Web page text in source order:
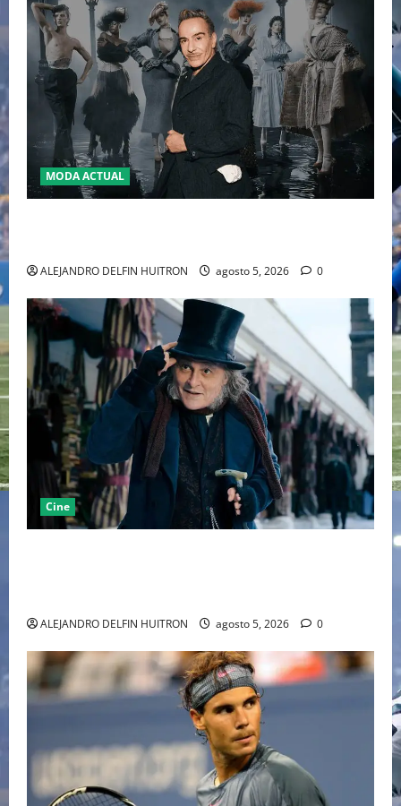
MODA ACTUAL
ALEJANDRO DELFIN HUITRON agosto 5, 2026 0
Cine
ALEJANDRO DELFIN HUITRON agosto 5, 2026 0